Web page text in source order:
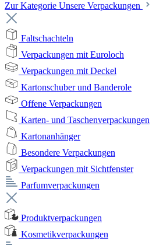
Zur Kategorie Unsere Verpackungen
Faltschachteln
Verpackungen mit Euroloch
Verpackungen mit Deckel
Kartonschuber und Banderole
Offene Verpackungen
Karten- und Taschenverpackungen
Kartonanhänger
Besondere Verpackungen
Verpackungen mit Sichtfenster
Parfumverpackungen
Produktverpackungen
Kosmetikverpackungen